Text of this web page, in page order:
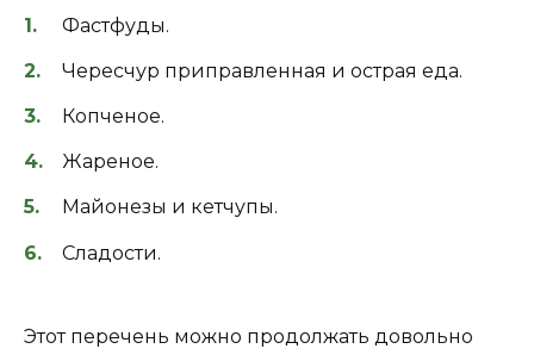
Фастфуды.
Чересчур приправленная и острая еда.
Копченое.
Жареное.
Майонезы и кетчупы.
Сладости.
Этот перечень можно продолжать довольно